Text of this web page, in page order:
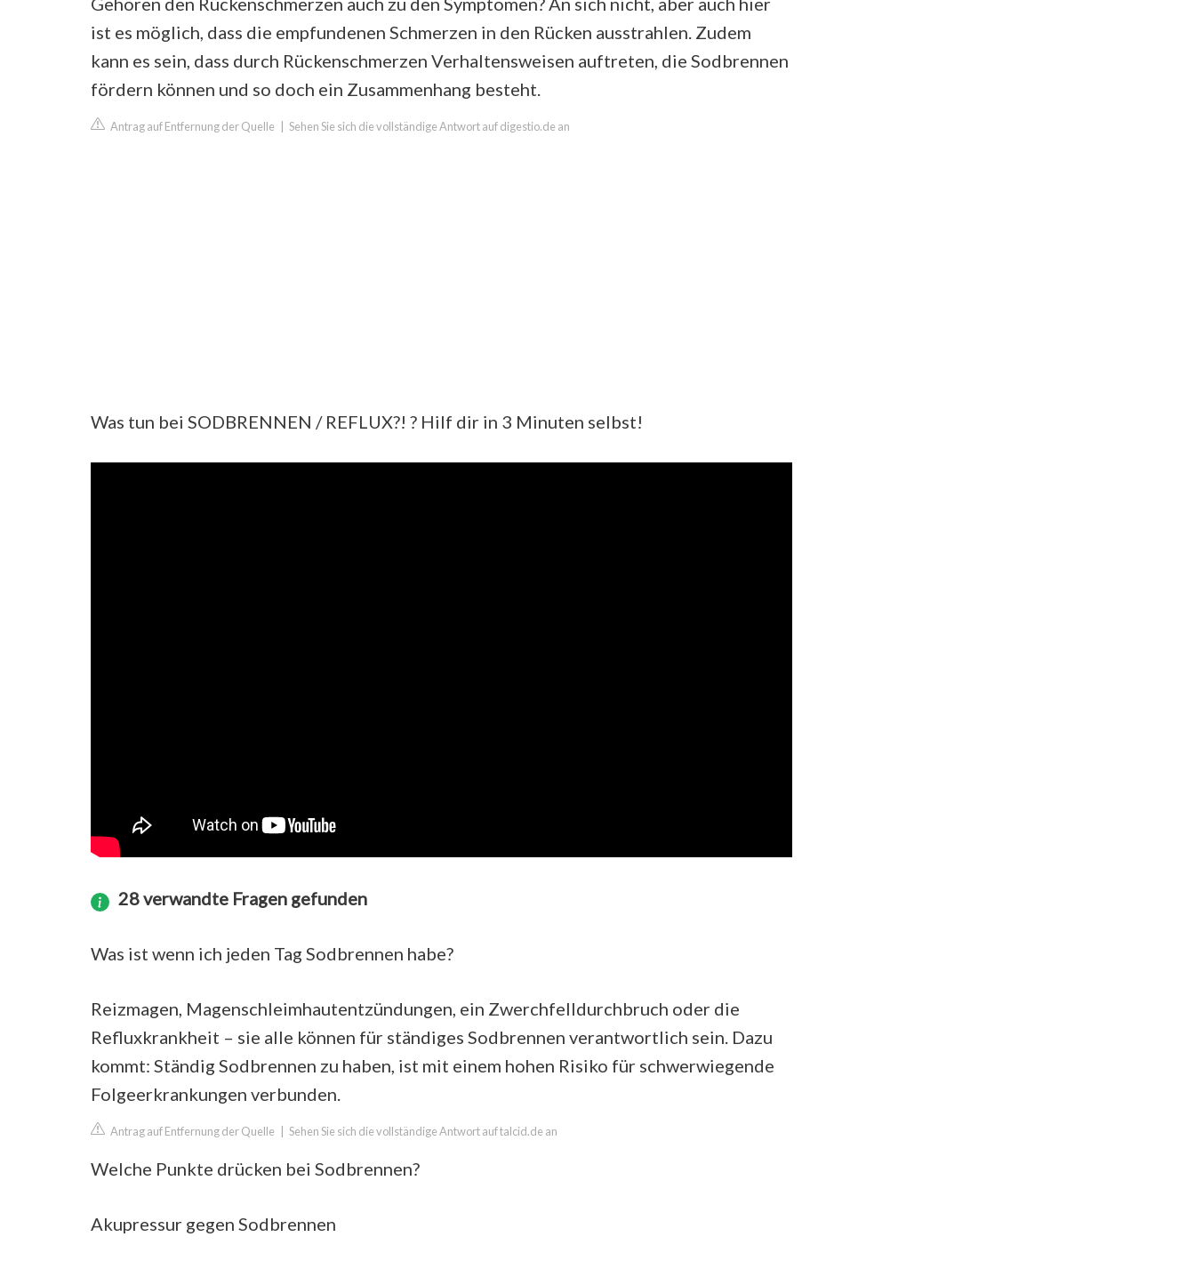
ist es möglich, dass die empfundenen Schmerzen in den Rücken ausstrahlen. Zudem
kann es sein, dass durch Rückenschmerzen Verhaltensweisen auftreten, die Sodbrennen
fördern können und so doch ein Zusammenhang besteht.
Antrag auf Entfernung der Quelle Sehen Sie sich die vollständige Antwort auf digestio.de an
Was tun bei SODBRENNEN / REFLUX?! ? Hilf dir in 3 Minuten selbst!
28 verwandte Fragen gefunden
Was ist wenn ich jeden Tag Sodbrennen habe?
Reizmagen, Magenschleimhautentzündungen, ein Zwerchfelldurchbruch oder die
Refluxkrankheit – sie alle können für ständiges Sodbrennen verantwortlich sein. Dazu
kommt: Ständig Sodbrennen zu haben, ist mit einem hohen Risiko für schwerwiegende
Folgeerkrankungen verbunden.
Antrag auf Entfernung der Quelle Sehen Sie sich die vollständige Antwort auf talcid.de an
Welche Punkte drücken bei Sodbrennen?
Akupressur gegen Sodbrennen